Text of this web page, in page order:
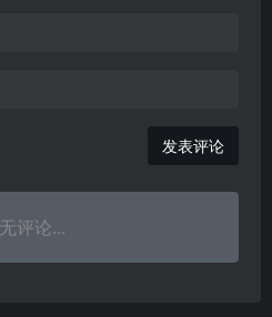
发表评论
评论...